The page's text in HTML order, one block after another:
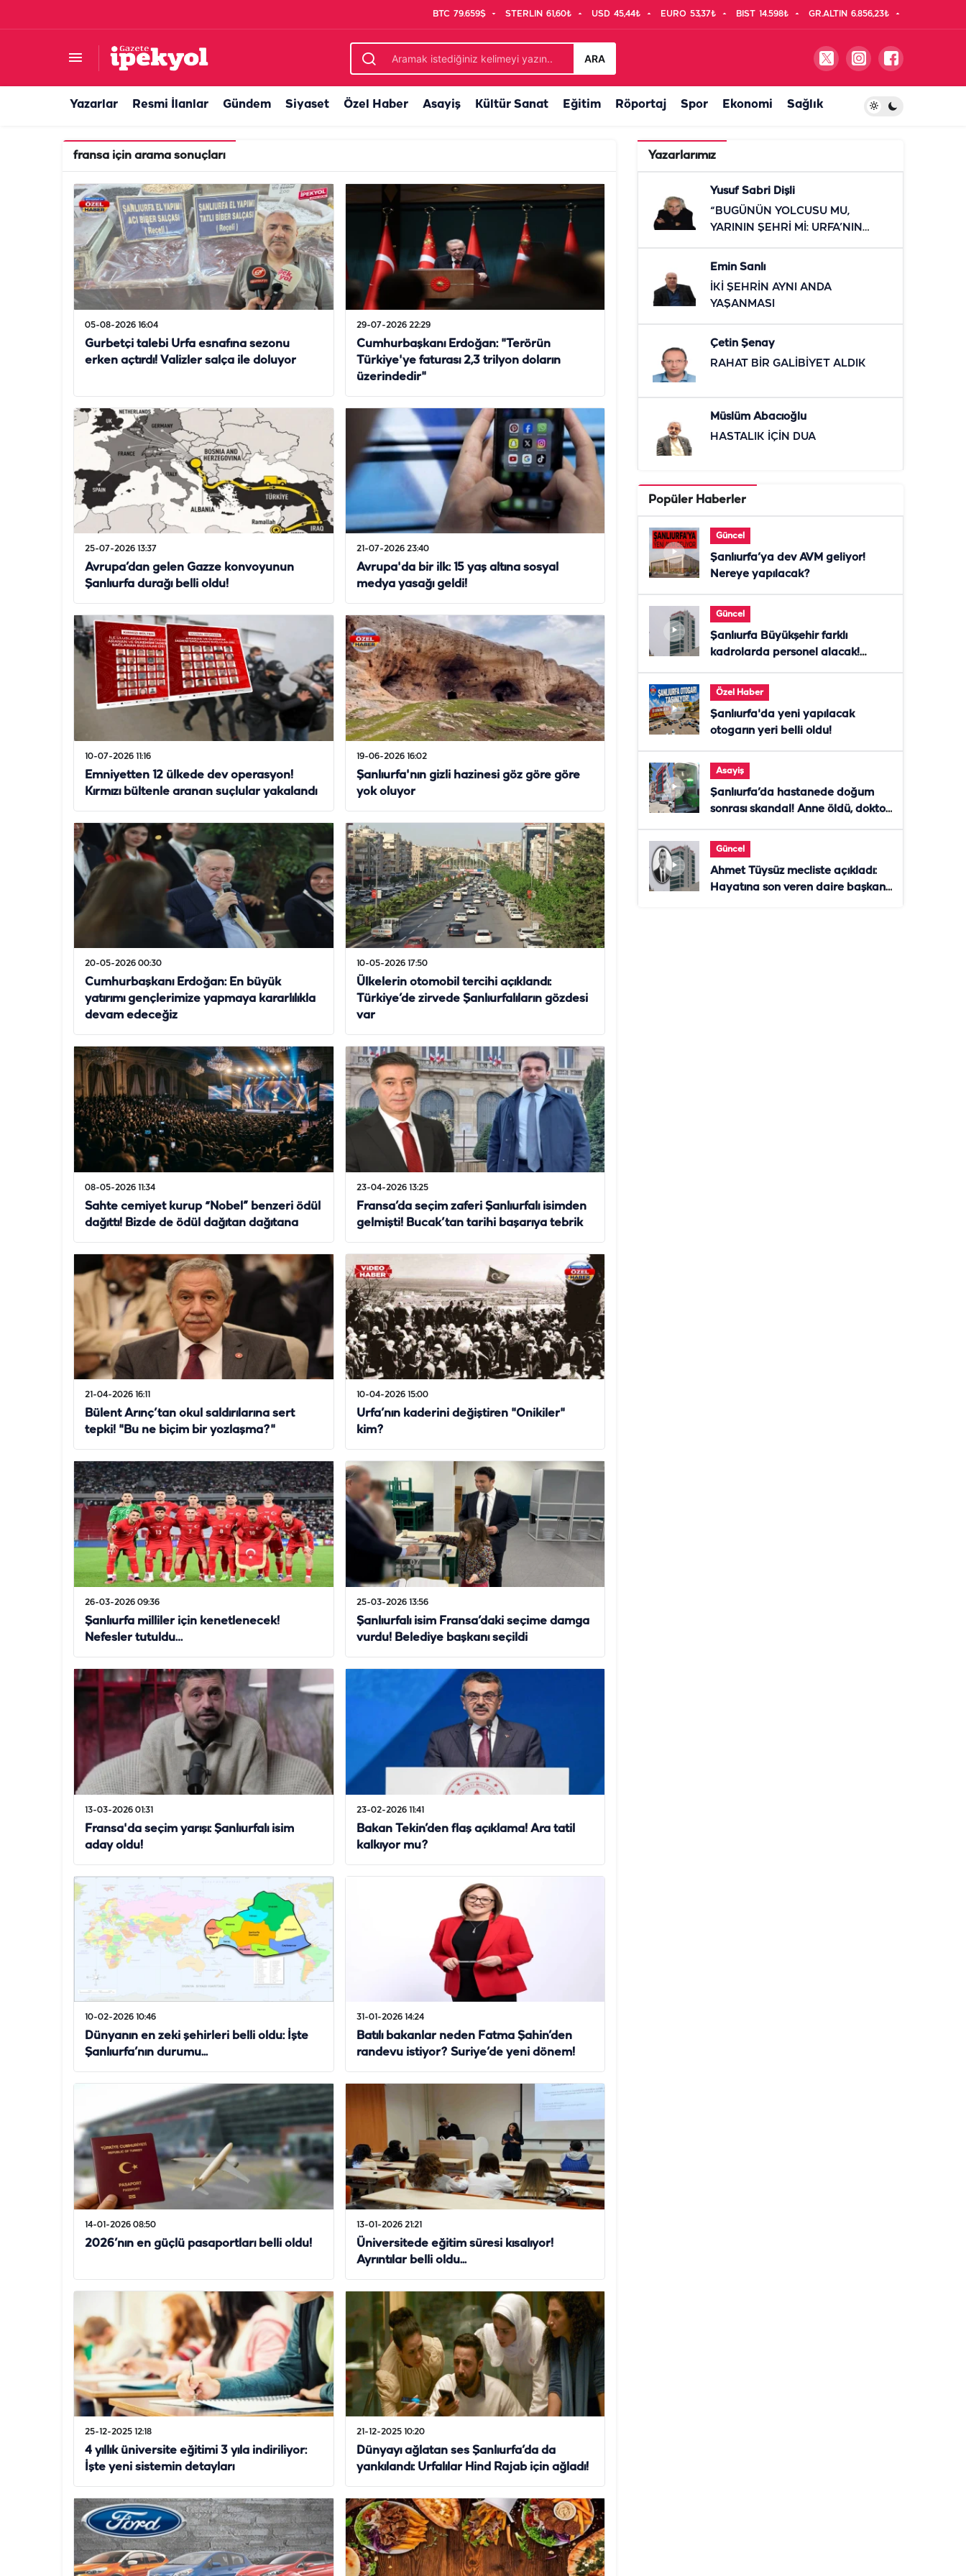
BTC 79.659$ STERLIN 61,60₺ USD 45,44₺ EURO 53,37₺ BIST 14.598₺ GR.ALTIN 6.856,23₺
ARA
Yazarlar Resmi İlanlar Gündem Siyaset Özel Haber Asayiş Kültür Sanat Eğitim Röportaj Spor Ekonomi Sağlık
fransa için arama sonuçları
05-08-2026 16:04
Gurbetçi talebi Urfa esnafına sezonu
erken açtırdı! Valizler salça ile doluyor
29-07-2026 22:29
Cumhurbaşkanı Erdoğan: "Terörün
Türkiye'ye faturası 2,3 trilyon doların
üzerindedir"
25-07-2026 13:37
Avrupa’dan gelen Gazze konvoyunun
Şanlıurfa durağı belli oldu!
21-07-2026 23:40
Avrupa'da bir ilk: 15 yaş altına sosyal
medya yasağı geldi!
10-07-2026 11:16
Emniyetten 12 ülkede dev operasyon!
Kırmızı bültenle aranan suçlular yakalandı
19-06-2026 16:02
Şanlıurfa'nın gizli hazinesi göz göre göre
yok oluyor
20-05-2026 00:30
Cumhurbaşkanı Erdoğan: En büyük
yatırımı gençlerimize yapmaya kararlılıkla
devam edeceğiz
10-05-2026 17:50
Ülkelerin otomobil tercihi açıklandı:
Türkiye’de zirvede Şanlıurfalıların gözdesi
var
08-05-2026 11:34
Sahte cemiyet kurup “Nobel” benzeri ödül
dağıttı! Bizde de ödül dağıtan dağıtana
23-04-2026 13:25
Fransa’da seçim zaferi Şanlıurfalı isimden
gelmişti! Bucak’tan tarihi başarıya tebrik
21-04-2026 16:11
Bülent Arınç’tan okul saldırılarına sert
tepki! "Bu ne biçim bir yozlaşma?"
10-04-2026 15:00
Urfa’nın kaderini değiştiren "Onikiler"
kim?
26-03-2026 09:36
Şanlıurfa milliler için kenetlenecek!
Nefesler tutuldu…
25-03-2026 13:56
Şanlıurfalı isim Fransa’daki seçime damga
vurdu! Belediye başkanı seçildi
13-03-2026 01:31
Fransa'da seçim yarışı: Şanlıurfalı isim
aday oldu!
23-02-2026 11:41
Bakan Tekin’den flaş açıklama! Ara tatil
kalkıyor mu?
10-02-2026 10:46
Dünyanın en zeki şehirleri belli oldu: İşte
Şanlıurfa’nın durumu...
31-01-2026 14:24
Batılı bakanlar neden Fatma Şahin’den
randevu istiyor? Suriye’de yeni dönem!
14-01-2026 08:50
2026’nın en güçlü pasaportları belli oldu!
13-01-2026 21:21
Üniversitede eğitim süresi kısalıyor!
Ayrıntılar belli oldu...
25-12-2025 12:18
4 yıllık üniversite eğitimi 3 yıla indiriliyor:
İşte yeni sistemin detayları
21-12-2025 10:20
Dünyayı ağlatan ses Şanlıurfa’da da
yankılandı: Urfalılar Hind Rajab için ağladı!
Yazarlarımız
Yusuf Sabri Dişli
“BUGÜNÜN YOLCUSU MU,
YARININ ŞEHRİ Mİ: URFA’NIN
Emin Sanlı
İKİ ŞEHRİN AYNI ANDA
YAŞANMASI
Çetin Şenay
RAHAT BİR GALİBİYET ALDIK
Müslüm Abacıoğlu
HASTALIK İÇİN DUA
Popüler Haberler
Güncel
Şanlıurfa’ya dev AVM geliyor!
Nereye yapılacak?
Güncel
Şanlıurfa Büyükşehir farklı
kadrolarda personel alacak!
Özel Haber
Şanlıurfa'da yeni yapılacak
otogarın yeri belli oldu!
Asayiş
Şanlıurfa’da hastanede doğum
sonrası skandal! Anne öldü, doktor
Güncel
Ahmet Tüysüz mecliste açıkladı:
Hayatına son veren daire başkanı